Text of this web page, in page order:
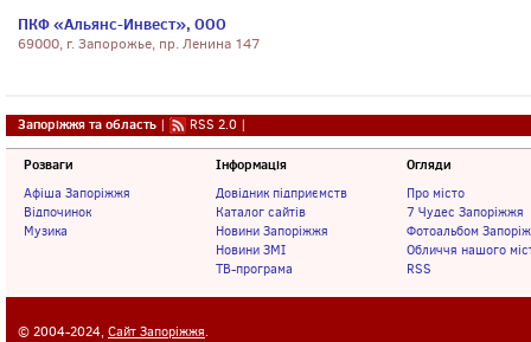
ПКФ «Альянс-Инвест», ООО
69000, г. Запорожье, пр. Ленина 147
Запоріжжя та область | RSS 2.0 |
Розваги
Афіша Запоріжжя
Відпочинок
Музика
Інформація
Довідник підприємств
Каталог сайтів
Новини Запоріжжя
Новини ЗМІ
ТВ-програма
Огляди
Про місто
7 Чудес Запоріжжя
Фотоальбом
Обличчя нашого
RSS
© 2004-2024, Сайт Запоріжжя.